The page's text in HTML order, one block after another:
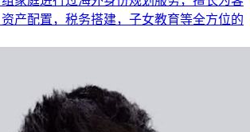
产配置，税务搭建，子女教育等全方位的